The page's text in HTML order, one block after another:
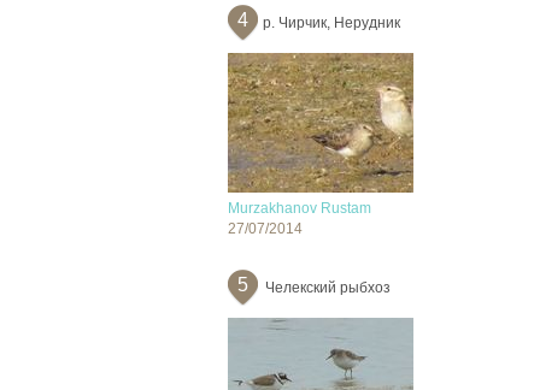
4 р. Чирчик, Нерудник
Murzakhanov Rustam
27/07/2014
5 Челекский рыбхоз